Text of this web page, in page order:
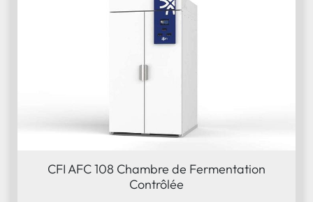
CFI AFC 108 Chambre de Fermentation
Contrôlée